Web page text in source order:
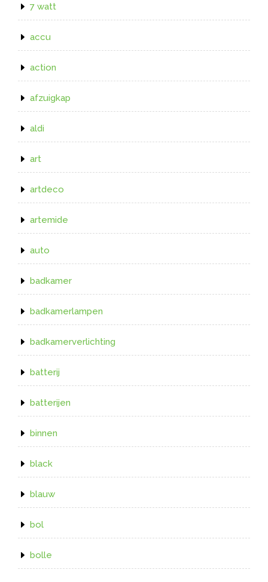
7 watt
accu
action
afzuigkap
aldi
art
artdeco
artemide
auto
badkamer
badkamerlampen
badkamerverlichting
batterij
batterijen
binnen
black
blauw
bol
bolle